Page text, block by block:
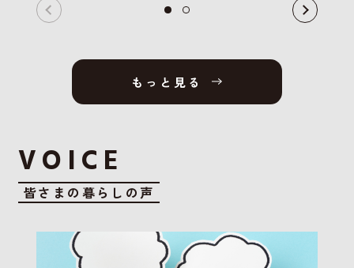
もっと見る
VOICE
皆さまの暮らしの声